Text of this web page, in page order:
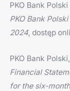
PKO Bank Polski
PKO Bank
2024, dostęp
PKO Bank Polski,
Financial
for the six-